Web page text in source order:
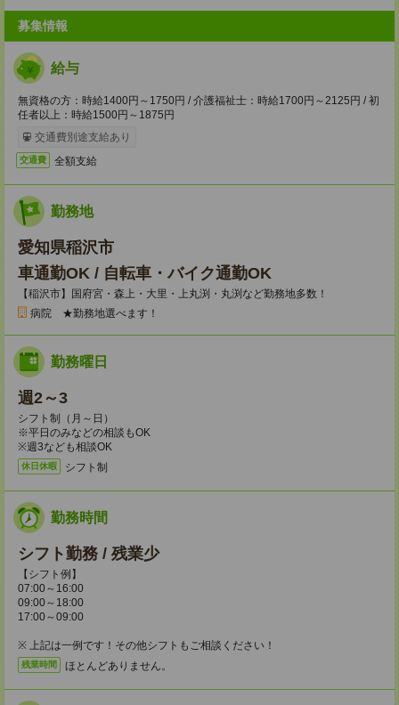
募集情報
給与
無資格の方：時給1400円～1750円 / 介護福祉士：時給1700円～2125円 / 初
任者以上：時給1500円～1875円
交通費別途支給あり
交通費 全額支給
勤務地
愛知県稲沢市
車通勤OK / 自転車・バイク通勤OK
【稲沢市】国府宮・森上・大里・上丸渕・丸渕など勤務地多数！
病院 ★勤務地選べます！
勤務曜日
週2～3
シフト制（月～日）
※平日のみなどの相談もOK
※週3なども相談OK
休日休暇 シフト制
勤務時間
シフト勤務 / 残業少
【シフト例】
07:00～16:00
09:00～18:00
17:00～09:00
※ 上記は一例です！その他シフトもご相談ください！
残業時間 ほとんどありません。